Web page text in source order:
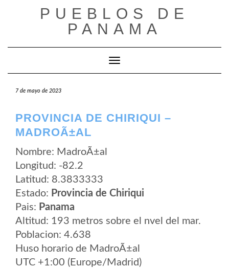
PUEBLOS DE
PANAMA
Cambiar modo de navegación
7 de mayo de 2023
PROVINCIA DE CHIRIQUI –
MADROÃ±AL
Nombre: MadroÃ±al
Longitud: -82.2
Latitud: 8.3833333
Estado: Provincia de Chiriqui
Pais: Panama
Altitud: 193 metros sobre el nvel del mar.
Poblacion: 4.638
Huso horario de MadroÃ±al
UTC +1:00 (Europe/Madrid)